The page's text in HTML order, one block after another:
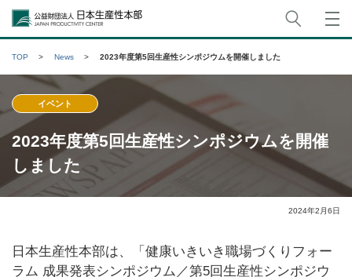
公益財団法人日本生産性本部
TOP News 2023年度第5回生産性シンポジウムを開催しました
イベント
2023年度第5回生産性シンポジウムを開催
しました
2024年2月6日
日本生産性本部は、「健康いきいき職場づくりフォー
ラム 成果発表シンポジウム／第5回生産性シンポジウ